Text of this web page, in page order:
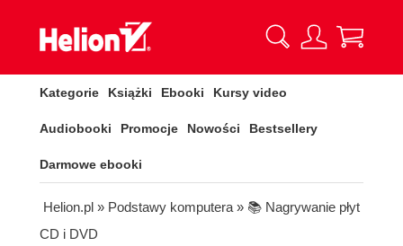
Kategorie Książki Ebooki Kursy video
Audiobooki Promocje Nowości Bestsellery
Darmowe ebooki
Helion.pl » Podstawy komputera » 📚 Nagrywanie płyt
CD i DVD